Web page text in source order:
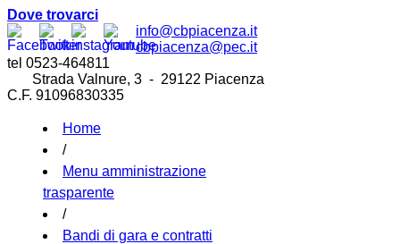
Dove trovarci
info@cbpiacenza.it
cbpiacenza@pec.it
tel 0523-464811
Strada Valnure, 3 - 29122 Piacenza
C.F. 91096830335
Home
/
Menu amministrazione
trasparente
/
Bandi di gara e contratti